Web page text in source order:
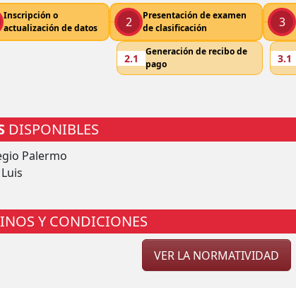
Inscripción o
actualización de datos
2
Presentación de examen
de clasificación
2.1
Generación de recibo de
pago
3
3.1
DISPONIBLES
Palermo
Y CONDICIONES
VER LA NORMATIVIDAD